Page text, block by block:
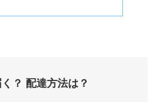
？ 配達方法は？